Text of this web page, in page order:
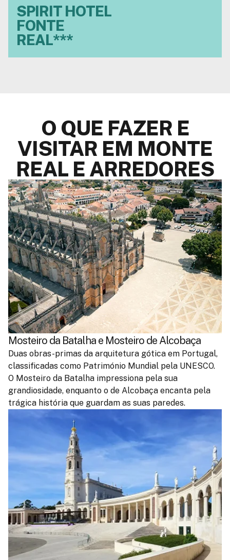
SPIRIT HOTEL
FONTE
REAL***
areias claras e de beleza
O QUE FAZER E
VISITAR EM MONTE
REAL E ARREDORES
Mosteiro da Batalha e Mosteiro de Alcobaça
Duas obras-primas da arquitetura gótica em Portugal,
classificadas como Património Mundial pela UNESCO.
O Mosteiro da Batalha impressiona pela sua
grandiosidade, enquanto o de Alcobaça encanta pela
trágica história que guardam as suas paredes.